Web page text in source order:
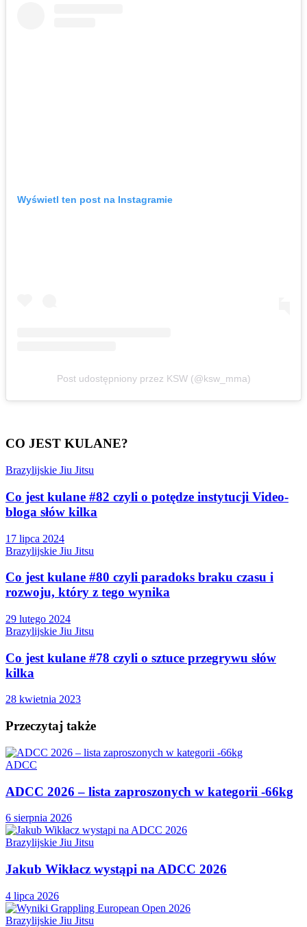
Wyświetl ten post na Instagramie
Post udostępniony przez KSW (@ksw_mma)
CO JEST KULANE?
Brazylijskie Jiu Jitsu
Co jest kulane #82 czyli o potędze instytucji Video-
bloga słów kilka
17 lipca 2024
Brazylijskie Jiu Jitsu
Co jest kulane #80 czyli paradoks braku czasu i
rozwoju, który z tego wynika
29 lutego 2024
Brazylijskie Jiu Jitsu
Co jest kulane #78 czyli o sztuce przegrywu słów
kilka
28 kwietnia 2023
Przeczytaj także
ADCC
ADCC 2026 – lista zaproszonych w kategorii -66kg
6 sierpnia 2026
Brazylijskie Jiu Jitsu
Jakub Wikłacz wystąpi na ADCC 2026
4 lipca 2026
Brazylijskie Jiu Jitsu